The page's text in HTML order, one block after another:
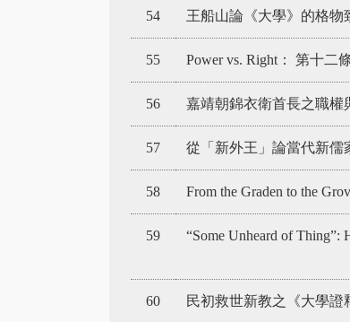
54 王船山論《大學》的格
55 Power vs. Right： 第十二
56 嘉靖朝錦衣衛首長之職權
57 從「新外王」論當代新儒
58 From the Graden to the
59 “Some Unheard of Thing”:
60 民初救世新教之《大學證